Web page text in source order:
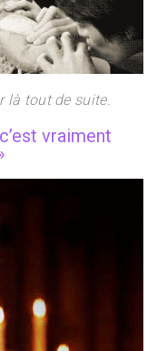
là tout de suite.
vraiment